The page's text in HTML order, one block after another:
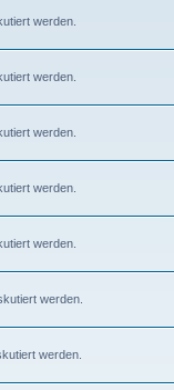
werden.
werden.
werden.
werden.
werden.
werden.
werden.